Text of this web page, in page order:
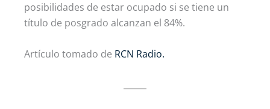
posibilidades de estar ocupado si se tiene un
título de posgrado alcanzan el 84%.
Artículo tomado de RCN Radio.